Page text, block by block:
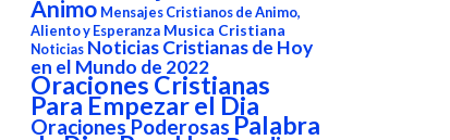
Animo Mensajes Cristianos de Animo,
Aliento y Esperanza Musica Cristiana
Noticias Noticias Cristianas de Hoy
en el Mundo de 2022
Oraciones Cristianas
Para Empezar el Dia
Oraciones Poderosas Palabra